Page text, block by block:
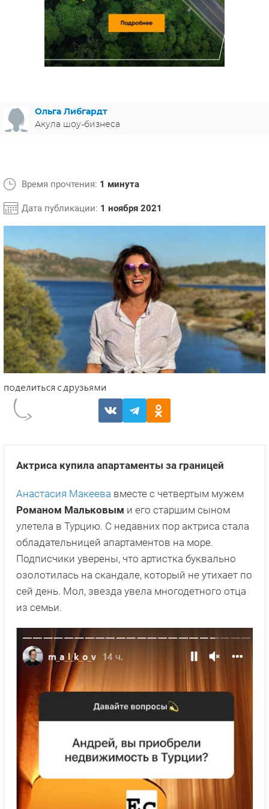
МЕЛОДРАМЫ
ИСПАНИЯ
ГЕРМАНИЯ
СВЕТСКИЕ НОВОСТИ
СПОЙЛЕРЫ ИЗ СЕРИАЛОВ
Ольга Либгардт
Акула шоу-бизнеса
Время прочтения: 1 минута
Дата публикации: 1 ноября 2021
Актриса купила апартаменты за границей
Анастасия Макеева вместе с четвертым мужем
Романом Мальковым и его старшим сыном
улетела в Турцию. С недавних пор актриса стала
обладательницей апартаментов на море.
Подписчики уверены, что артистка буквально
озолотилась на скандале, который не утихает по
сей день. Мол, звезда увела многодетного отца
из семьи.